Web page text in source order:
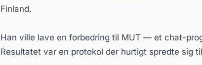
Finland.
Han ville lave en forbedring til MUT — et chat-
Resultatet var en protokol der hurtigt spredte sig